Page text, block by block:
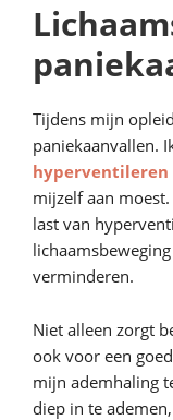
Tijdens mijn
paniekaanvallen.
hyperventileren
mijzelf aan
last van
verminderen.
Niet alleen zorgt
ook voor een
mijn ademhaling
diep in te